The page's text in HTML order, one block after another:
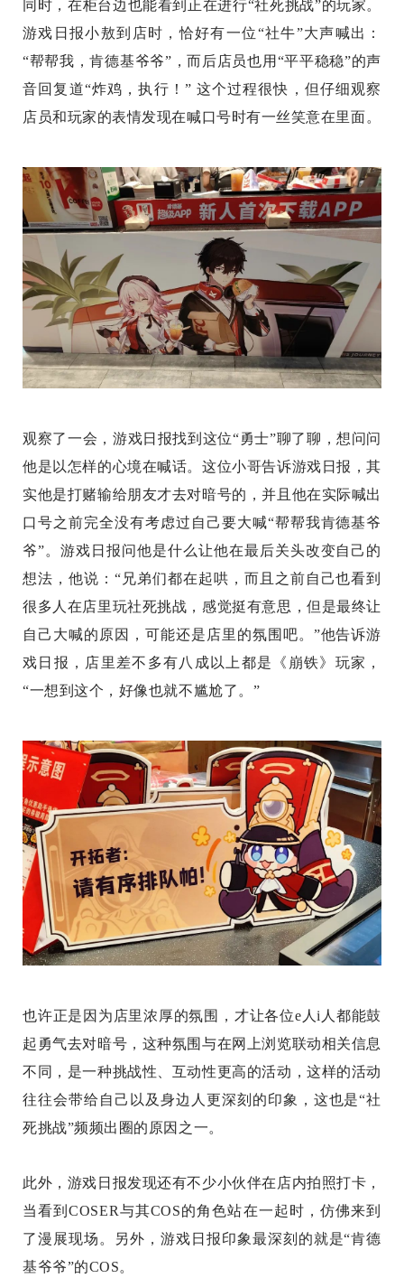
同时，在柜台边也能看到正在进行“社死挑战”的玩家。
游戏日报小敖到店时，恰好有一位“社牛”大声喊出：
“帮帮我，肯德基爷爷”，而后店员也用“平平稳稳”的声
音回复道“炸鸡，执行！” 这个过程很快，但仔细观察
店员和玩家的表情发现在喊口号时有一丝笑意在里面。
观察了一会，游戏日报找到这位“勇士”聊了聊，想问问
他是以怎样的心境在喊话。这位小哥告诉游戏日报，其
实他是打赌输给朋友才去对暗号的，并且他在实际喊出
口号之前完全没有考虑过自己要大喊“帮帮我肯德基爷
爷”。游戏日报问他是什么让他在最后关头改变自己的
想法，他说：“兄弟们都在起哄，而且之前自己也看到
很多人在店里玩社死挑战，感觉挺有意思，但是最终让
自己大喊的原因，可能还是店里的氛围吧。”他告诉游
戏日报，店里差不多有八成以上都是《崩铁》玩家，
“一想到这个，好像也就不尴尬了。”
也许正是因为店里浓厚的氛围，才让各位e人i人都能鼓
起勇气去对暗号，这种氛围与在网上浏览联动相关信息
不同，是一种挑战性、互动性更高的活动，这样的活动
往往会带给自己以及身边人更深刻的印象，这也是“社
死挑战”频频出圈的原因之一。
此外，游戏日报发现还有不少小伙伴在店内拍照打卡，
当看到COSER与其COS的角色站在一起时，仿佛来到
了漫展现场。另外，游戏日报印象最深刻的就是“肯德
基爷爷”的COS。